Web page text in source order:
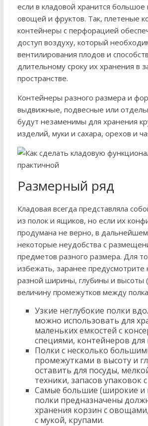
если в кладовой хранится большое
овощей и фруктов. Так, плетеные
контейнеры с перфорацией
доступ воздуху, который
вентилирования плодов и
длительному сроку их хранения в
пространстве.
Контейнеры разного размера и
выдвижные, подвесные или
будут незаменимы для хранения
изделий, муки и сахара, орехов и
Размерный ряд
Кладовая всегда представляла
из полок и ящиков, но если их
продумана не верно, в
некоторые неудобства с
предметов разного размера. Для
избежать, заранее предусмотрите
разной ширины, глубины и высоты
величину промежутков между
Узкие неглубокие полки
можно использовать для
маленьких емкостей с
специями, контейнеров для
Полки с несколько
промежутками в высоту и
оставить для посуды,
техники, запасов упаковок
Самые большие (широкие и
полки предназначены
хранения корзин с
с мукой, крупами.